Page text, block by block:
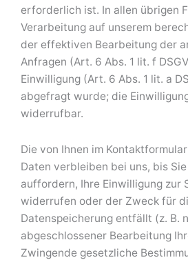
erforderlich ist. In allen übrigen
Verarbeitung auf unserem
der effektiven Bearbeitung der
Anfragen (Art. 6 Abs. 1 lit. f
Einwilligung (Art. 6 Abs. 1 lit. a
abgefragt wurde; die
widerrufbar.
Die von Ihnen im
Daten verbleiben bei uns, bis
auffordern, Ihre Einwilligung zur
widerrufen oder der Zweck für
Datenspeicherung entfällt (z. B.
abgeschlossener Bearbeitung
Zwingende gesetzliche